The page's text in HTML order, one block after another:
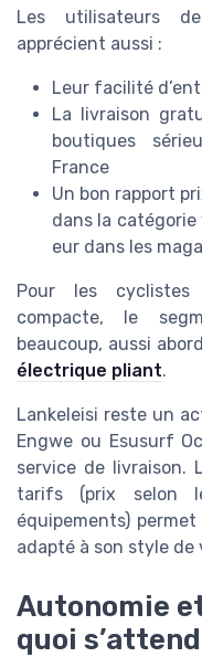
Les utilisateurs
apprécient aussi :
Leur facilité
La livraison
boutiques
France
Un bon rapport
dans la catégorie
eur dans les
Pour les
compacte, le
beaucoup, aussi
électrique pliant.
Lankeleisi reste un
Engwe ou Esusurf
service de livraison.
tarifs (prix selon
équipements)
adapté à son style de
Autonomie
quoi